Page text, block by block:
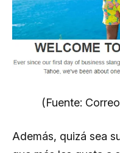
(Fuente:
Además, quizá sea